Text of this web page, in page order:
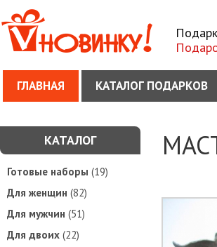
ГЛАВНАЯ КАТАЛОГ ПОДАРКОВ
КАТАЛОГ
Готовые наборы (19)
Для женщин (82)
Для мужчин (51)
Для двоих (22)